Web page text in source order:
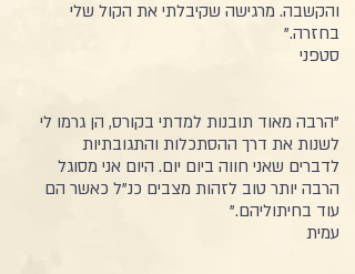
והקשבה. מרגישה שקיבלתי את הקול שלי
בחזרה."
סטפני
"הרבה מאוד תובנות למדתי בקורס, הן גרמו לי
לשנות את דרך ההסתכלות והתגובתיות
לדברים שאני חווה ביום יום. היום אני מסוגל
הרבה יותר טוב לזהות מצבים כנ"ל כאשר הם
עוד בחיתוליהם."
עמית